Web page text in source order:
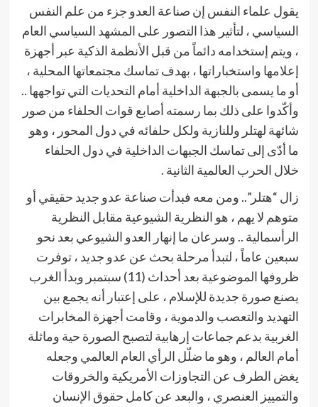
يقول علماء النفس إن صناعة العدو جزء من علم النفس
السياسي ، لتأثير هذا التصور على المشهد السياسي العام
، ويتم إستخدامه دائماً من قبل الأنظمة الذكية عبر أجهزة
إعلامها واستخباراتها ، بهدف تماسك مجتمعاتها المحلية ،
أو ما يسمى بالجبهة الداخلية أمام التحديات التي تواجهها ..
وأكّدوا على ذلك بما رسمته أصابع قوات الحلفاء من صور
شائهة لهتلر وللنازية ولكل حلفائه في دول المحور ، وهو
ما أدّى إلى تماسك الجبهات الداخلية في دول الحلفاء
خلال الحرب العالمية الثانية .
زال “هتلر”.. ومن معه فبدأت صناعة عدو جديد حقيقي أو
متوهم لا يهم ، هو النظرية الشيوعية مقابل النظرية
الرأسمالية .. وسرعان ما إنهار العدو الشيوعي بعد نحو
سبعين عاماً ، لتبدأ مرحلة بحث عن عدو جديد ، توفرت
ظروفها الموضوعية بعد أحداث (11) سبتمبر وبدأ الغرب
يصنع صورة جديدة للإسلام ، على إعتبار أنه يجمع بين
التهديد والتعصب والدموية ، وقامت أجهزة المخابرات
الغربية بدعم جماعات إرهابية لتصبح الصورة حية وماثلة
أمام العالم ، وهو ما ضلّل الرأي العام العالمي وجعله
يغض الطرف عن التجاوزات الأمريكية والخروقات
والتمييز العنصري ، والبعد عن كامل حقوق الإنسان